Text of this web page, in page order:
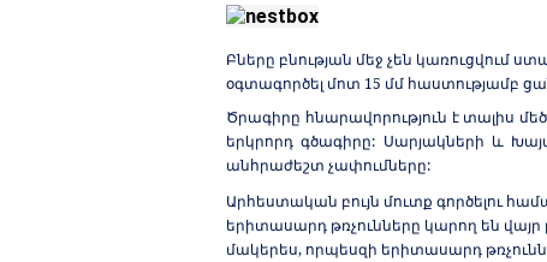
Բները բնության մեջ չեն կառուցվում
օգտագործել մոտ 15 մմ հաստությամբ
Ծրագիրը հնարավորություն է տալիս
երկրորդ գծագիրը: Սարյակների և
անհրաժեշտ չափումները:
Արհեստական բույն մուտք գործելու
երիտասարդ թռչունները կարող են
մակերես, որպեսզի երիտասարդ